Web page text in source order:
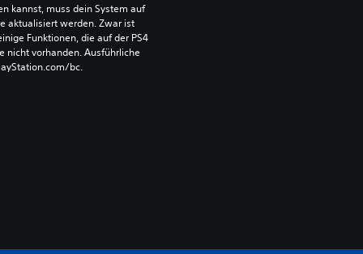
kannst, muss dein System auf
aktualisiert werden. Zwar ist
Funktionen, die auf der PS4
nicht vorhanden. Ausführliche
bc.